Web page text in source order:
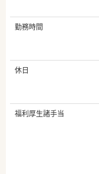
勤務時間
休日
福利厚生諸手当